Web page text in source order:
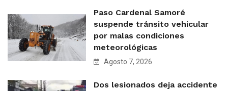
Paso Cardenal Samoré
suspende tránsito vehicular
por malas condiciones
meteorológicas
Agosto 7, 2026
Dos lesionados deja accidente